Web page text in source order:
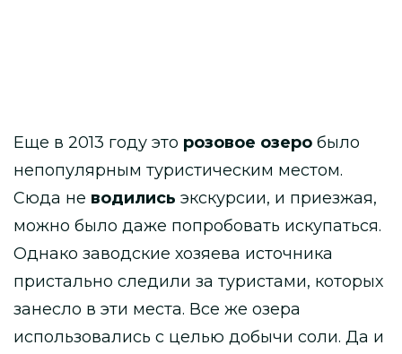
Еще в 2013 году это розовое озеро было
непопулярным туристическим местом.
Сюда не водились экскурсии, и приезжая,
можно было даже попробовать искупаться.
Однако заводские хозяева источника
пристально следили за туристами, которых
занесло в эти места. Все же озера
использовались с целью добычи соли. Да и